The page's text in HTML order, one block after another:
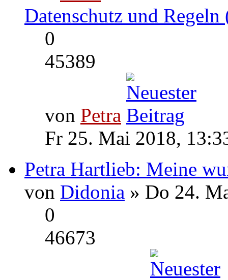
Datenschutz und
0
45389
von Petra
Fr 25. Mai 2018,
Petra Hartlieb: Meine
von Didonia » Do 24.
0
46673